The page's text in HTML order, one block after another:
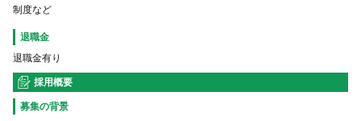
制度など
退職金
退職金有り
採用概要
募集の背景